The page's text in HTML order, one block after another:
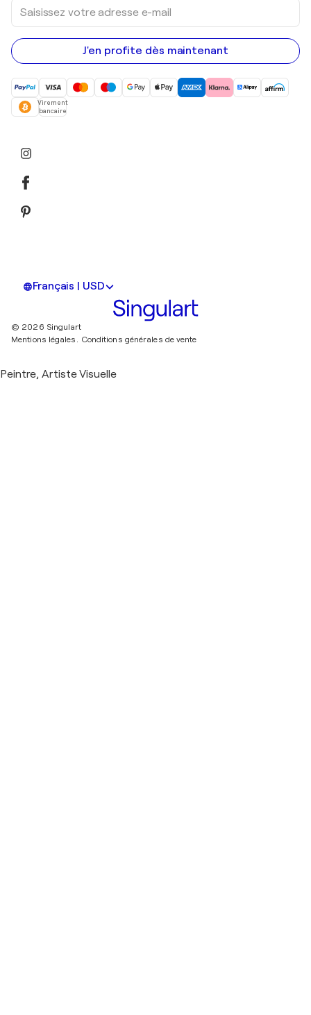
Saisissez
votre
adresse
e-
mail
J'en profite dès maintenant
Virement
bancaire
Français | USD
© 2026 Singulart
Mentions légales. Conditions générales de vente
Peintre, Artiste Visuelle